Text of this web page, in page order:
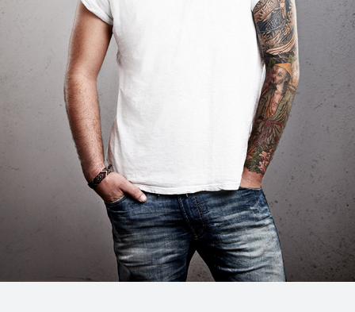
Ea mei nostrum imperdiet deterruisset, mei ludus efficiendi ei. Sea
summo mazim ex, ea errem eleifend definitionem vim